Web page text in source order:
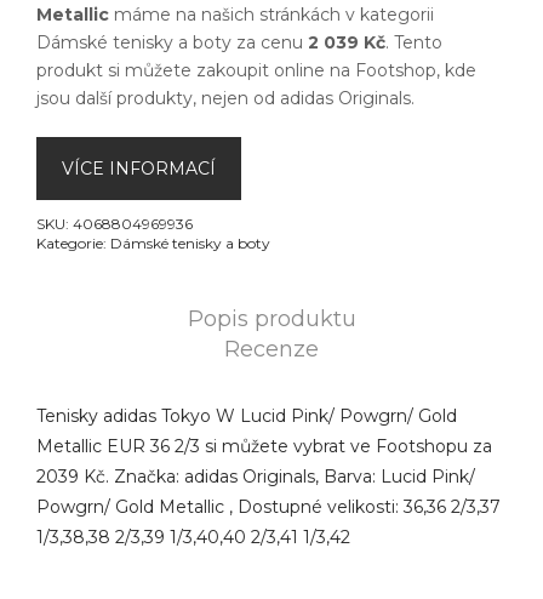
Metallic máme na našich stránkách v kategorii
Dámské tenisky a boty za cenu 2 039 Kč. Tento
produkt si můžete zakoupit online na Footshop, kde
jsou další produkty, nejen od adidas Originals.
VÍCE INFORMACÍ
SKU: 4068804969936
Kategorie: Dámské tenisky a boty
Popis produktu
Recenze
Tenisky adidas Tokyo W Lucid Pink/ Powgrn/ Gold
Metallic EUR 36 2/3 si můžete vybrat ve Footshopu za
2039 Kč. Značka: adidas Originals, Barva: Lucid Pink/
Powgrn/ Gold Metallic , Dostupné velikosti: 36,36 2/3,37
1/3,38,38 2/3,39 1/3,40,40 2/3,41 1/3,42